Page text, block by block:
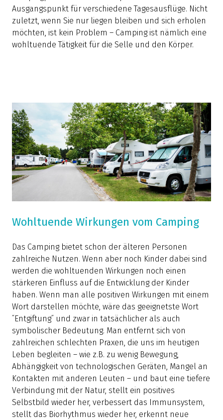
Ausgangspunkt für verschiedene Tagesausflüge. Nicht
zuletzt, wenn Sie nur liegen bleiben und sich erholen
möchten, ist kein Problem – Camping ist nämlich eine
wohltuende Tätigkeit für die Selle und den Körper.
Wohltuende Wirkungen vom Camping
Das Camping bietet schon der älteren Personen
zahlreiche Nutzen. Wenn aber noch Kinder dabei sind
werden die wohltuenden Wirkungen noch einen
stärkeren Einfluss auf die Entwicklung der Kinder
haben. Wenn man alle positiven Wirkungen mit einem
Wort darstellen möchte, wäre das geeignetste Wort
˝Entgiftung˝ und zwar in tatsächlicher als auch
symbolischer Bedeutung. Man entfernt sich von
zahlreichen schlechten Praxen, die uns im heutigen
Leben begleiten – wie z.B. zu wenig Bewegung,
Abhängigkeit von technologischen Geräten, Mangel an
Kontakten mit anderen Leuten – und baut eine tiefere
Verbindung mit der Natur, stellt ein positives
Selbstbild wieder her, verbessert das Immunsystem,
stellt das Biorhythmus wieder her, erkennt neue